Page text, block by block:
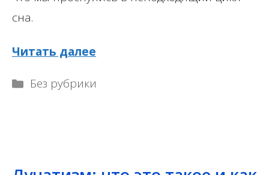
сна.
Читать далее
Рубрики
Без рубрики